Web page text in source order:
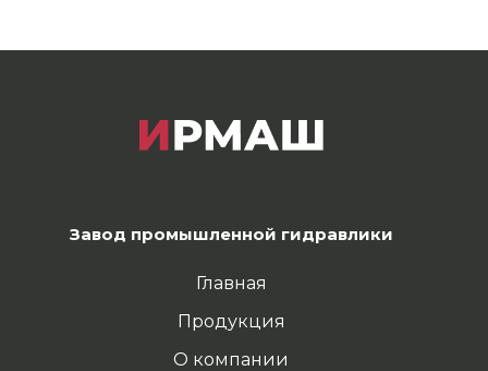
Завод промышленной гидравлики
Главная
Продукция
О компании